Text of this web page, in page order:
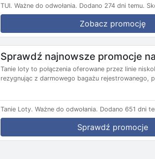
TUI. Ważne do odwołania. Dodano 274 dni temu.
Zobacz promocję
Sprawdź najnowsze promocje
Tanie loty to połączenia oferowane przez linie
rezygnując z darmowego bagażu rejestrowanego,
Tanie Loty. Ważne do odwołania. Dodano 651 dni
Sprawdź promocje